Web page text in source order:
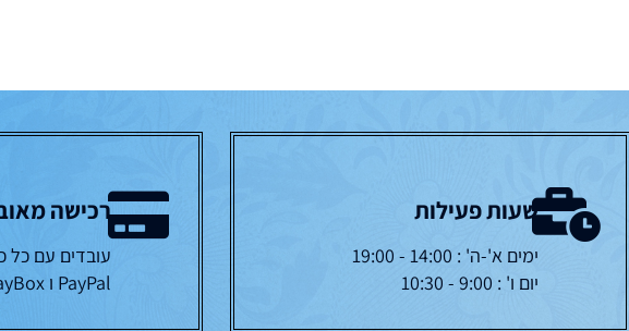
שעות פעילות
ימים א'-ה' : 14:00 - 19:00
יום ו' : 9:00 - 10:30
רכישה
עובדים עם כל
PayPal ו bit, PayBox